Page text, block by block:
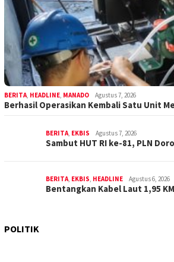
BERITA, HEADLINE, MANADO Agustus 7, 2026
Berhasil Operasikan Kembali Satu Unit
BERITA, EKBIS Agustus 7, 2026
Sambut HUT RI ke-81, PLN
BERITA, EKBIS, HEADLINE Agustus 6, 2026
Bentangkan Kabel Laut 1,95
POLITIK